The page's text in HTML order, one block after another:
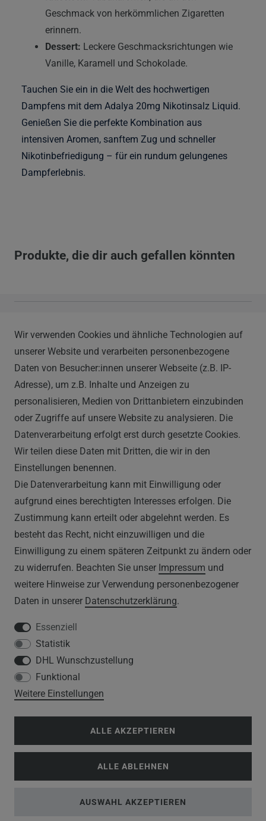
Geschmack von herkömmlichen Zigaretten
erinnern.
Dessert: Leckere Geschmacksrichtungen wie
Vanille, Karamell und Schokolade.
Tauchen Sie ein in die Welt des hochwertigen
Dampfens mit dem Adalya 20mg Nikotinsalz Liquid.
Genießen Sie die perfekte Kombination aus
intensiven Aromen, sanftem Zug und schneller
Nikotinbefriedigung – für ein rundum gelungenes
Dampferlebnis.
Produkte, die dir auch gefallen könnten
Im Hülsenfeld 9
40721 Hilden
0212 520-82 100
info@vapor-handel.de
Montag - Freitag, 09:00 - 16:00
RECHTLICHES
AGB
WIDERRUFSRECHT
IMPRESSUM
DATENSCHUTZERKLÄRUNG
HINWEISE ZUM ELEKTROGESETZ
SERVICE
WIDERRUFSFORMULAR
KUNDENINFORMATIONEN
Wir verwenden Cookies und ähnliche Technologien auf
unserer Website und verarbeiten personenbezogene
Daten von Besucher:innen unserer Webseite (z.B. IP-
Adresse), um z.B. Inhalte und Anzeigen zu
personalisieren, Medien von Drittanbietern einzubinden
oder Zugriffe auf unsere Website zu analysieren. Die
Datenverarbeitung erfolgt erst durch gesetzte Cookies.
Wir teilen diese Daten mit Dritten, die wir in den
Einstellungen benennen.
Die Datenverarbeitung kann mit Einwilligung oder
aufgrund eines berechtigten Interesses erfolgen. Die
Zustimmung kann erteilt oder abgelehnt werden. Es
besteht das Recht, nicht einzuwilligen und die
Einwilligung zu einem späteren Zeitpunkt zu ändern oder
zu widerrufen. Beachten Sie unser Impressum und
weitere Hinweise zur Verwendung personenbezogener
Daten in unserer Daten­schutz­erklärung.
Essenziell
Statistik
DHL Wunschzustellung
Funktional
Weitere Einstellungen
ALLE AKZEPTIEREN
ALLE ABLEHNEN
AUSWAHL AKZEPTIEREN